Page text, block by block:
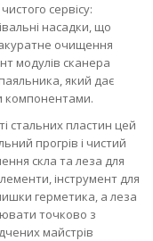
сервісу:
насадки, що
очищення
модулів сканера
який дає
компонентами.
стальних пластин цей
прогрів і чистий
скла та леза для
інструмент для
герметика, а леза
точково з
майстрів